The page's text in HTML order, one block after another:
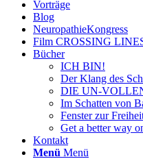
Vorträge
Blog
NeuropathieKongress
Film CROSSING
Bücher
ICH BIN!
Der Klang des
DIE UN-
Im Schatten von
Fenster zur
Get a better way
Kontakt
Menü Menü